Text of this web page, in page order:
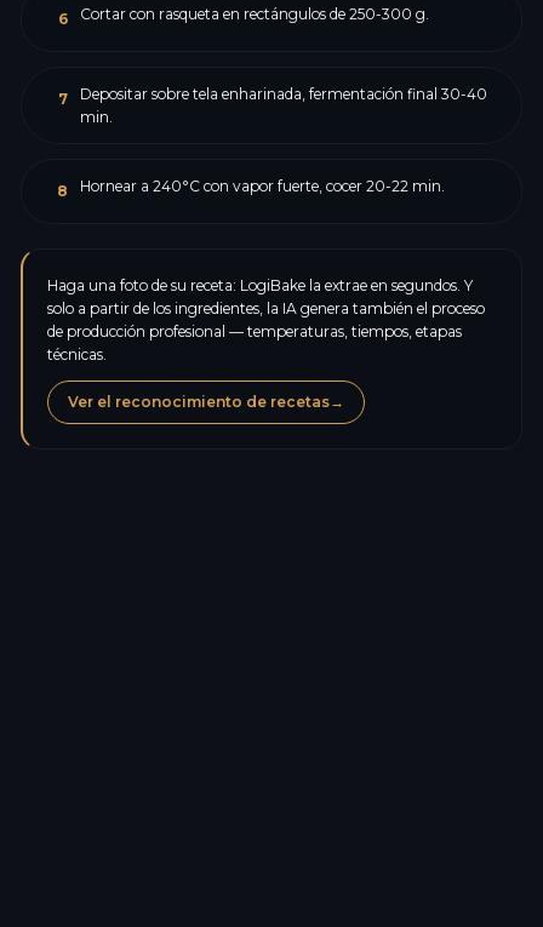
6 Cortar con rasqueta en rectángulos de 250-300 g.
7
Depositar sobre tela enharinada, fermentación final 30-40
min.
8 Hornear a 240°C con vapor fuerte, cocer 20-22 min.
Haga una foto de su receta: LogiBake la extrae en segundos. Y
solo a partir de los ingredientes, la IA genera también el proceso
de producción profesional — temperaturas, tiempos, etapas
técnicas.
Ver el reconocimiento de recetas→